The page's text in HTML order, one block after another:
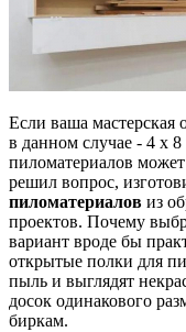
Если ваша мастерская
в данном случае - 4 x
пиломатериалов
решил вопрос,
пиломатериалов из
проектов. Почему
вариант вроде бы
открытые полки для
пыль и выглядят
досок одинакового
биркам.